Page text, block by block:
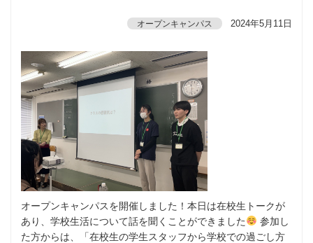
オープンキャンパス 2024年5月11日
オープンキャンパスを開催しました！本日は在校生トークが
あり、学校生活について話を聞くことができました
参加し
た方からは、「在校生の学生スタッフから学校での過ごし方